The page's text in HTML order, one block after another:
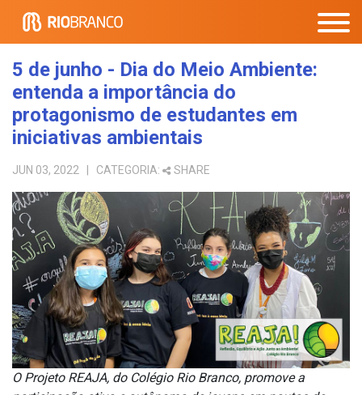
5 de junho - Dia do Meio Ambiente:
entenda a importância do
protagonismo de estudantes em
iniciativas ambientais
JUN 03, 2022 | CATEGORIA: SHARE
O Projeto REAJA, do Colégio Rio Branco, promove a